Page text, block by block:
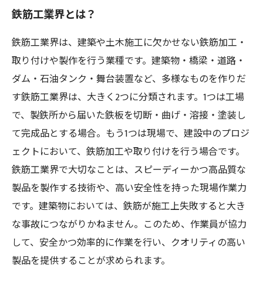
鉄筋工業界とは？
鉄筋工業界は、建築や土木施工に欠かせない鉄筋加工・
取り付けや製作を行う業種です。建築物・橋梁・道路・
ダム・石油タンク・舞台装置など、多様なものを作りだ
す鉄筋工業界は、大きく2つに分類されます。1つは工場
で、製鉄所から届いた鉄板を切断・曲げ・溶接・塗装し
て完成品とする場合。もう1つは現場で、建設中のプロジ
ェクトにおいて、鉄筋加工や取り付けを行う場合です。
鉄筋工業界で大切なことは、スピーディーかつ高品質な
製品を製作する技術や、高い安全性を持った現場作業力
です。建築物においては、鉄筋が施工上失敗すると大き
な事故につながりかねません。このため、作業員が協力
して、安全かつ効率的に作業を行い、クオリティの高い
製品を提供することが求められます。